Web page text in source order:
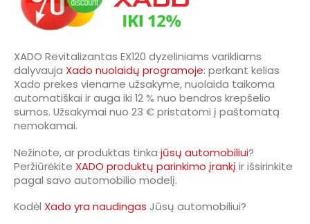
XADO Revitalizantas EX120 dyzeliniams varikliams
dalyvauja Xado nuolaidų programoje: perkant kelias
Xado prekes viename užsakyme, nuolaida taikoma
automatiškai ir auga iki 12 % nuo bendros krepšelio
sumos. Užsakymai nuo 23 € pristatomi į paštomatą
nemokamai.
Nežinote, ar produktas tinka jūsų automobiliui?
Peržiūrėkite XADO produktų parinkimo įrankį ir išsirinkite
pagal savo automobilio modelį.
Kodėl Xado yra naudingas Jūsų automobiliui?